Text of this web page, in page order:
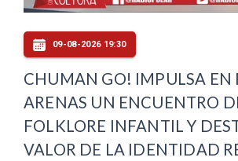
09-08-2026 19:30
CHUMAN GO! IMPULSA EN
ARENAS UN ENCUENTRO
FOLKLORE INFANTIL Y
VALOR DE LA IDENTIDAD